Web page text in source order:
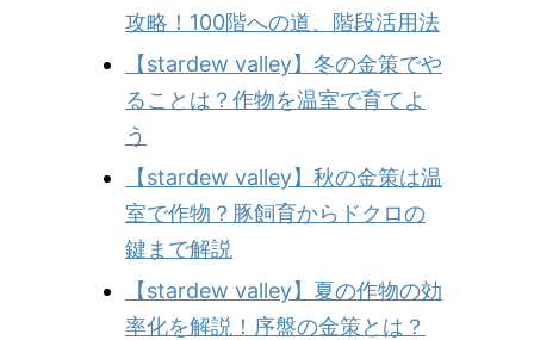
攻略！100階への道、階段活用法
【stardew valley】冬の金策でや
ることは？作物を温室で育てよ
う
【stardew valley】秋の金策は温
室で作物？豚飼育からドクロの
鍵まで解説
【stardew valley】夏の作物の効
率化を解説！序盤の金策とは？